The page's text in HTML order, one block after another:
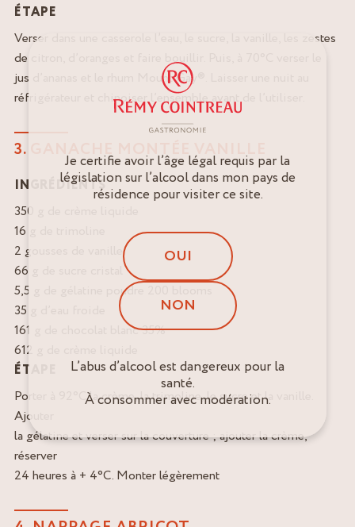
ÉTAPE
Verser dans une casserole l’eau, le sucre, la vanille, les zestes
de citron, d’oranges et faire bouillir. Puis, à 70°C verser le
jus d’ananas et le rhum Mount Gay®. Laisser une nuit au
réfrigérateur et chinoiser l’ensemble avant de l’utiliser.
3. GANACHE MONTÉE VANILLE
INGRÉDIENTS
350 g de crème liquide
16 g de trimoline
2 gousses de vanille
66 g de sucre cristal
5,5 g de gélatine poudre 200 blooms
35 g d’eau froide
161 g de chocolat blanc 35%
612 g de crème liquide
ÉTAPE
Porter à 92°C la crème, la trimoline, le sucre et la vanille.
Ajouter
la gélatine et verser sur la couverture ; ajouter la crème,
réserver
24 heures à + 4°C. Monter légèrement
Je certifie avoir l’âge légal requis par la
législation sur l’alcool dans mon pays de
résidence pour visiter ce site.
OUI
NON
L’abus d’alcool est dangereux pour la
santé.
À consommer avec modération.